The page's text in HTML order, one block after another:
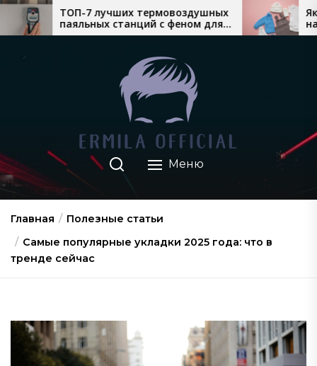
Перейти
термовоздушных
с феном для
Який теплий дитячий
найкраще продається
взимку
Меню
Главная
Полезные статьи
Самые популярные укладки 2025 года: что в
тренде сейчас